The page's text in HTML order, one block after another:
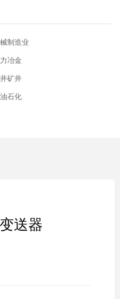
制造业
冶金
矿井
石化
送器